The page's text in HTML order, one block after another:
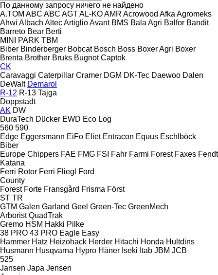
По данному запросу ничего не найдено
A.TOM ABC ABC AGTAL-KOAMR Acrowood Afka Agromeks
Ahwi Albach AltecArtiglioAvant BMS Bala Agri Balfor Bandit
Barreto Bear Berti
MINI
PARK TBM
Biber Binderberger Bobcat Bosch Boss Boxer Agri Boxer
Brenta Brother Bruks Bugnot Captok
CK
Caravaggi Caterpillar Cramer DGM DK-Tec Daewoo Dalen
DeWalt Demarol
R-12 R-13 Tajga
Doppstadt
AK DW
DuraTech Dücker EWD Eco Log
560 590
Edge Eggersmann EiFo Eliet Entracon Equus Eschlböck
Biber
Europe Chippers FAE FMG FSI Fahr Farmi Forest Faxes Fendt
Katana
Ferri Rotor Ferri Fliegl
Ford
County
Forest Forte Fransgård Frisma Först
ST TR
GTM Galen Garland Geel Green-Tec GreenMech
Arborist QuadTrak
Gremo HSM Hakki Pilke
38 PRO 43 PRO Eagle Easy
Hammer Hatz Heizohack Herder Hitachi Honda Hultdins
Husmann Husqvarna Hypro Häner Iseki Itab JBM JCB
525
Jansen Japa Jensen